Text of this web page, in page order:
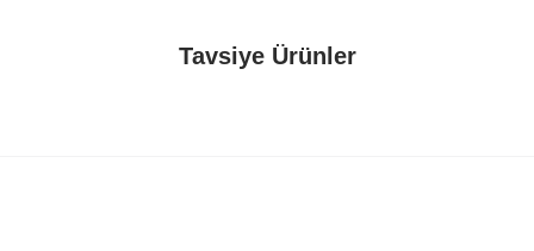
Tavsiye Ürünler